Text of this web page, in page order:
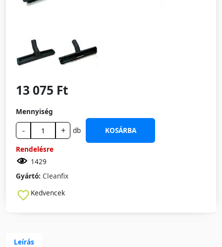
13 075 Ft
Mennyiség
- + db
KOSÁRBA
Rendelésre
1429
Gyártó: Cleanfix
Kedvencek
Leírás